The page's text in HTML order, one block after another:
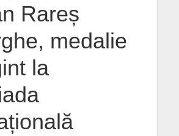
Rareș
medalie
la